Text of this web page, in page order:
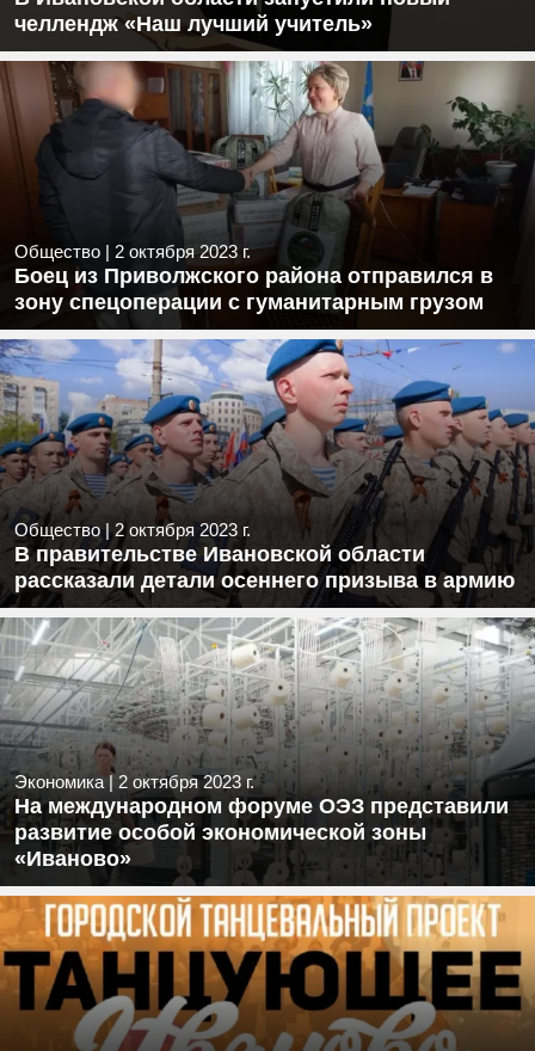
челлендж «Наш лучший учитель»
Общество | 2 октября 2023 г.
Боец из Приволжского района отправился в
зону спецоперации с гуманитарным грузом
Общество|2 октября 2023 г.
В правительстве Ивановской области
рассказали детали осеннего призыва в армию
Экономика | 2 октября 2023 г.
На международном форуме ОЭЗ представили
развитие особой экономической зоны
«Иваново»